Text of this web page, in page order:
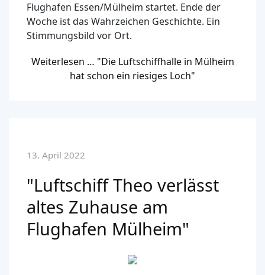
Flughafen Essen/Mülheim startet. Ende der
Woche ist das Wahrzeichen Geschichte. Ein
Stimmungsbild vor Ort.
Weiterlesen … "Die Luftschiffhalle in Mülheim
hat schon ein riesiges Loch"
13. April 2022
"Luftschiff Theo verlässt
altes Zuhause am
Flughafen Mülheim"